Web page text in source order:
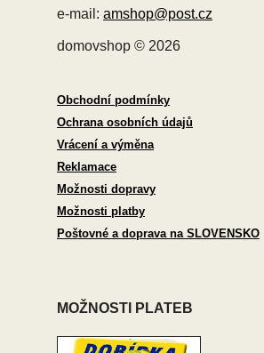
e-mail: amshop@post.cz
domovshop © 2026
Obchodní podmínky
Ochrana osobních údajů
Vrácení a výměna
Reklamace
Možnosti dopravy
Možnosti platby
Poštovné a doprava na SLOVENSKO
MOŽNOSTI PLATEB